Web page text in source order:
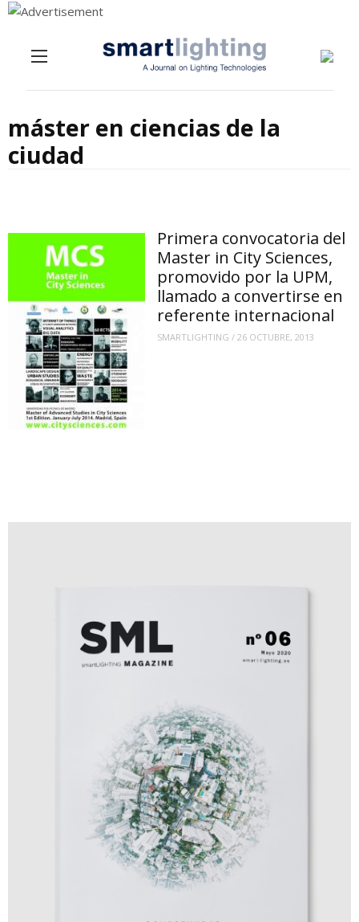
máster en ciencias de la
ciudad
Primera convocatoria del
Master in City Sciences,
promovido por la UPM,
llamado a convertirse en
referente internacional
SMARTLIGHTING /26 OCTUBRE, 2013